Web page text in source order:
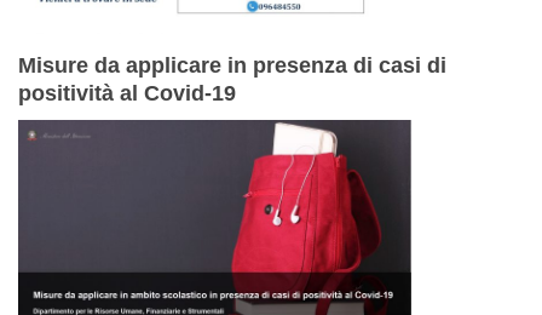
Misure da applicare in presenza di casi di
positività al Covid-19